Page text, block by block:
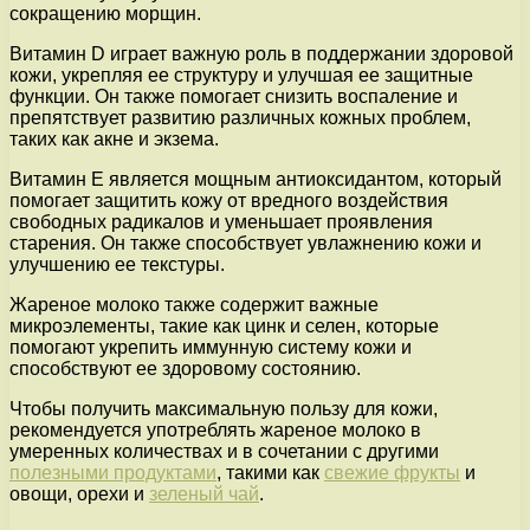
сокращению морщин.
Витамин D играет важную роль в поддержании здоровой
кожи, укрепляя ее структуру и улучшая ее защитные
функции. Он также помогает снизить воспаление и
препятствует развитию различных кожных проблем,
таких как акне и экзема.
Витамин E является мощным антиоксидантом, который
помогает защитить кожу от вредного воздействия
свободных радикалов и уменьшает проявления
старения. Он также способствует увлажнению кожи и
улучшению ее текстуры.
Жареное молоко также содержит важные
микроэлементы, такие как цинк и селен, которые
помогают укрепить иммунную систему кожи и
способствуют ее здоровому состоянию.
Чтобы получить максимальную пользу для кожи,
рекомендуется употреблять жареное молоко в
умеренных количествах и в сочетании с другими
полезными продуктами, такими как свежие фрукты и
овощи, орехи и зеленый чай.